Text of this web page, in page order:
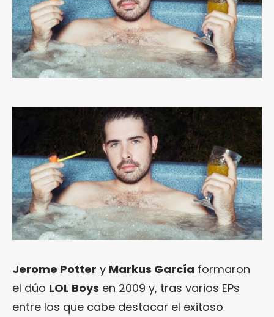
Jerome Potter y Markus García formaron
el dúo LOL Boys en 2009 y, tras varios EPs
entre los que cabe destacar el exitoso